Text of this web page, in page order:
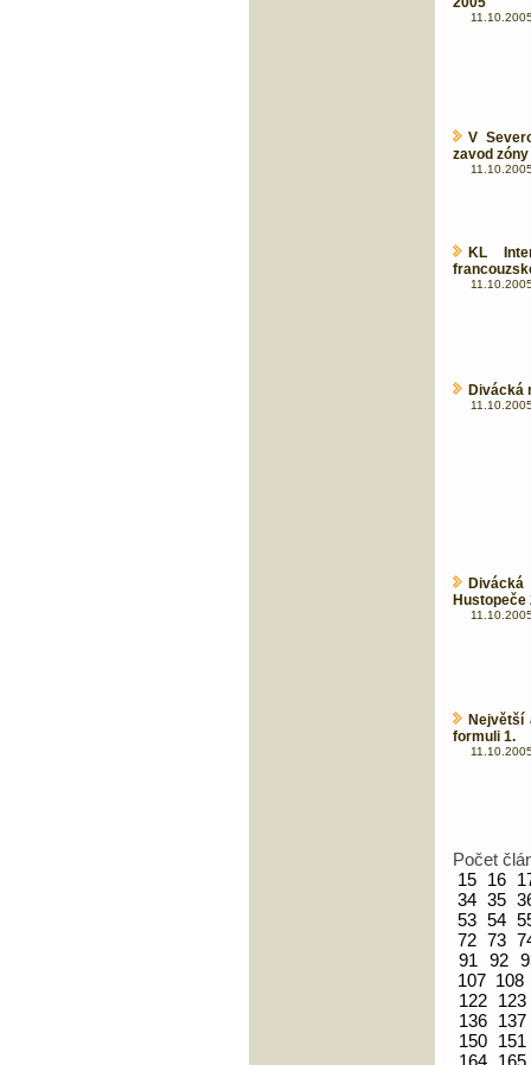
V
zavod zóny
KL
Divácká
Hustopeče
Největší
formuli 1.
Počet
15 16
34 35
53 54
72 73
91
92
107 108
122
123
136
137
150
151
164
165